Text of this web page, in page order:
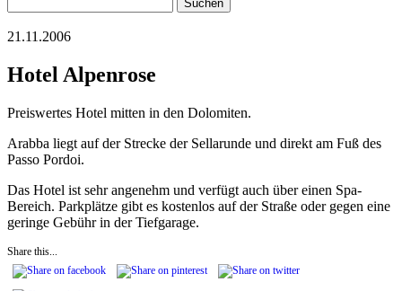
nach:
21.11.2006
Hotel Alpenrose
Preiswertes Hotel mitten in den Dolomiten.
Arabba liegt auf der Strecke der Sellarunde und direkt am Fuß des
Passo Pordoi.
Das Hotel ist sehr angenehm und verfügt auch über einen Spa-
Bereich. Parkplätze gibt es kostenlos auf der Straße oder gegen eine
geringe Gebühr in der Tiefgarage.
Share this...